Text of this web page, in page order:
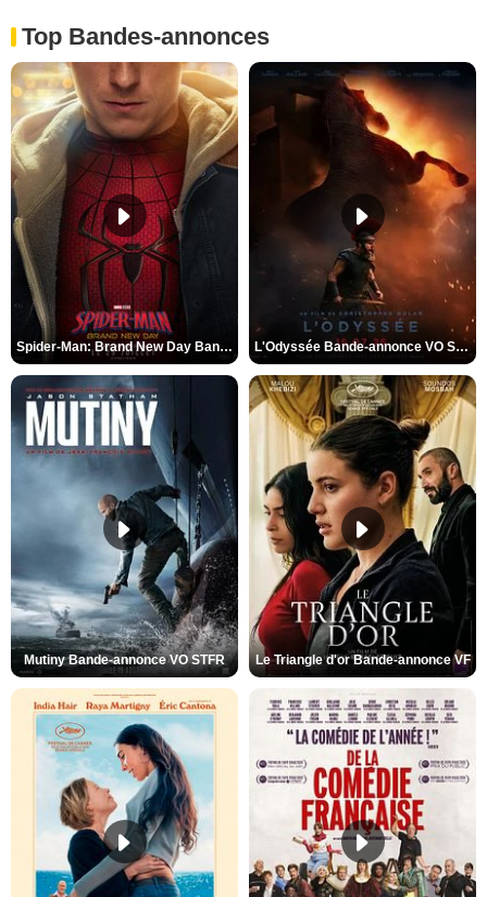
Top Bandes-annonces
Spider-Man: Brand New Day Bande-annonce VO STFR L'Odyssée Bande-annonce VO STFR
Mutiny Bande-annonce VO STFR Le Triangle d'or Bande-annonce VF